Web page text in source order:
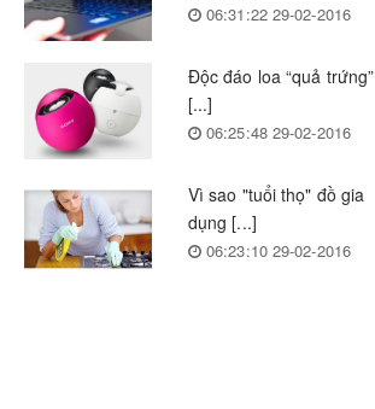
06:31:22 29-02-2016
Độc đáo loa “quả trứng”
[...]
06:25:48 29-02-2016
Vì sao "tuổi thọ" đồ gia
dụng [...]
06:23:10 29-02-2016